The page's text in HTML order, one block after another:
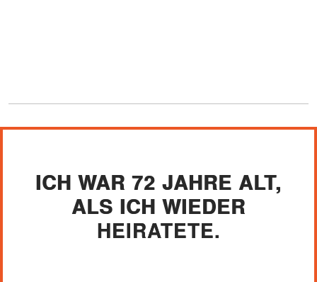
ICH WAR 72 JAHRE ALT,
ALS ICH WIEDER
HEIRATETE.